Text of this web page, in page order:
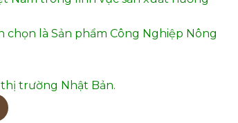
là Sản phẩm Công Nghiệp Nông
trường Nhật Bản.